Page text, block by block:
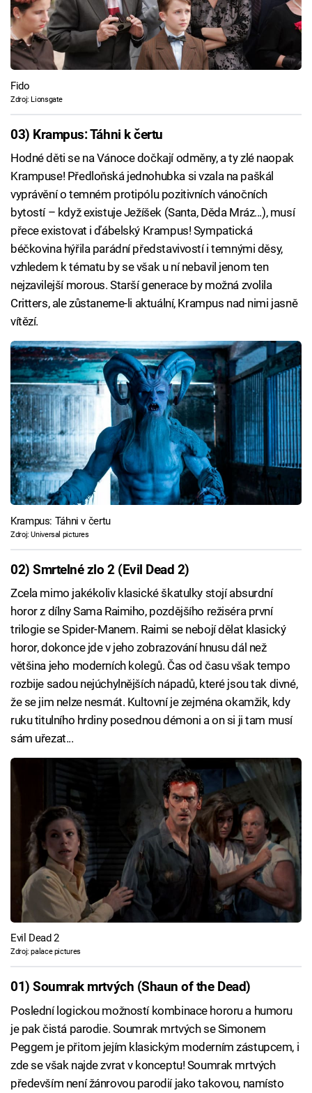
Fido
Zdroj: Lionsgate
03) Krampus: Táhni k čertu
Hodné děti se na Vánoce dočkají odměny, a ty zlé naopak
Krampuse! Předloňská jednohubka si vzala na paškál
vyprávění o temném protipólu pozitivních vánočních
bytostí – když existuje Ježíšek (Santa, Děda Mráz...), musí
přece existovat i ďábelský Krampus! Sympatická
béčkovina hýřila parádní představivostí i temnými děsy,
vzhledem k tématu by se však u ní nebavil jenom ten
nejzavilejší morous. Starší generace by možná zvolila
Critters, ale zůstaneme-li aktuální, Krampus nad nimi jasně
vítězí.
Krampus: Táhni v čertu
Zdroj: Universal pictures
02) Smrtelné zlo 2 (Evil Dead 2)
Zcela mimo jakékoliv klasické škatulky stojí absurdní
horor z dílny Sama Raimiho, pozdějšího režiséra první
trilogie se Spider-Manem. Raimi se nebojí dělat klasický
horor, dokonce jde v jeho zobrazování hnusu dál než
většina jeho moderních kolegů. Čas od času však tempo
rozbije sadou nejúchylnějších nápadů, které jsou tak divné,
že se jim nelze nesmát. Kultovní je zejména okamžik, kdy
ruku titulního hrdiny posednou démoni a on si ji tam musí
sám uřezat...
Evil Dead 2
Zdroj: palace pictures
01) Soumrak mrtvých (Shaun of the Dead)
Poslední logickou možností kombinace hororu a humoru
je pak čistá parodie. Soumrak mrtvých se Simonem
Peggem je přitom jejím klasickým moderním zástupcem, i
zde se však najde zvrat v konceptu! Soumrak mrtvých
především není žánrovou parodií jako takovou, namísto